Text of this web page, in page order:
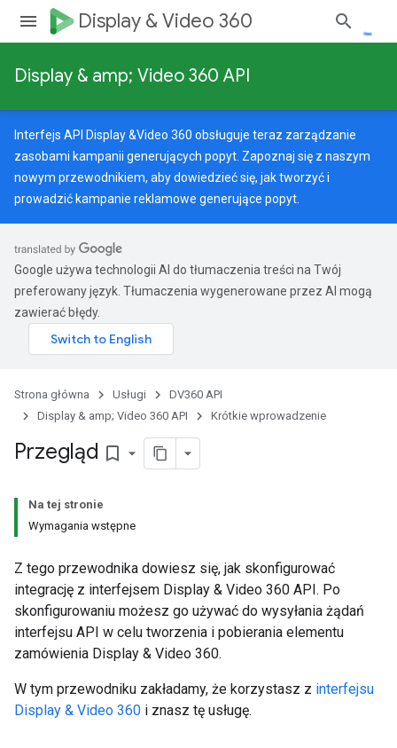
Display & Video 360
Display & amp; Video 360 API
Interfejs API Display &Video 360 obsługuje teraz zarządzanie
zasobami kampanii generujących popyt. Zapoznaj się z naszym
nowym przewodnikiem, aby dowiedzieć się, jak tworzyć i
prowadzić kampanie reklamowe generujące popyt.
Google używa technologii AI do tłumaczenia treści na Twój
preferowany język. Tłumaczenia wygenerowane przez AI mogą
zawierać błędy.
Strona główna Usługi
DV360 API
Display & amp; Video 360 API
Krótkie wprowadzenie
Przegląd bookmark_border
Na tej stronie
Wymagania wstępne
Z tego przewodnika dowiesz się, jak skonfigurować
integrację z interfejsem Display & Video 360 API. Po
skonfigurowaniu możesz go używać do wysyłania żądań
interfejsu API w celu tworzenia i pobierania elementu
zamówienia Display & Video 360.
W tym przewodniku zakładamy, że korzystasz z interfejsu
Display & Video 360 i znasz tę usługę.